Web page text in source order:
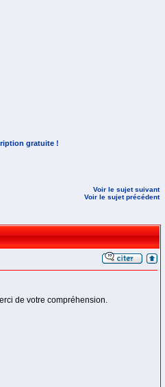
gratuite !
Voir le sujet suivant
Voir le sujet précédent
de votre compréhension.